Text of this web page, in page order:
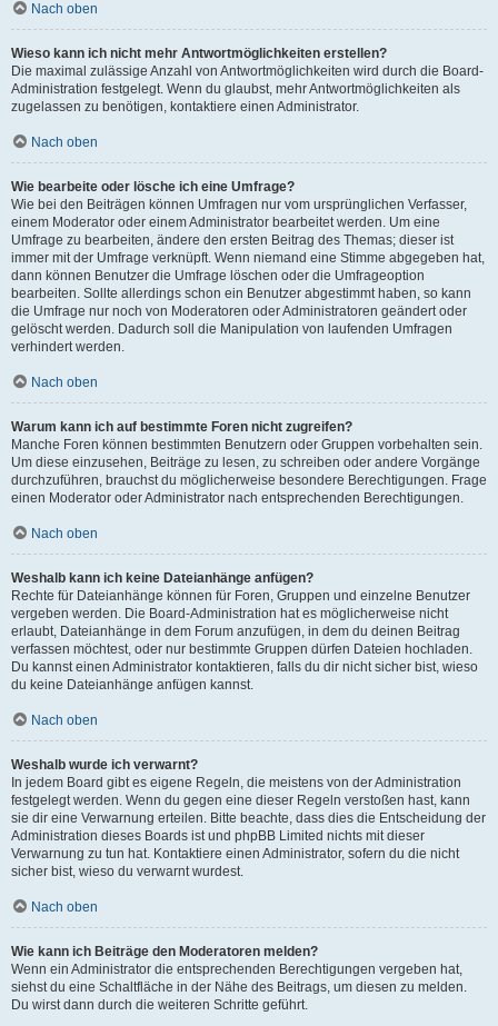
Nach oben
Wieso kann ich nicht mehr Antwortmöglichkeiten erstellen?
Die maximal zulässige Anzahl von Antwortmöglichkeiten wird durch die Board-
Administration festgelegt. Wenn du glaubst, mehr Antwortmöglichkeiten als
zugelassen zu benötigen, kontaktiere einen Administrator.
Nach oben
Wie bearbeite oder lösche ich eine Umfrage?
Wie bei den Beiträgen können Umfragen nur vom ursprünglichen Verfasser,
einem Moderator oder einem Administrator bearbeitet werden. Um eine
Umfrage zu bearbeiten, ändere den ersten Beitrag des Themas; dieser ist
immer mit der Umfrage verknüpft. Wenn niemand eine Stimme abgegeben hat,
dann können Benutzer die Umfrage löschen oder die Umfrageoption
bearbeiten. Sollte allerdings schon ein Benutzer abgestimmt haben, so kann
die Umfrage nur noch von Moderatoren oder Administratoren geändert oder
gelöscht werden. Dadurch soll die Manipulation von laufenden Umfragen
verhindert werden.
Nach oben
Warum kann ich auf bestimmte Foren nicht zugreifen?
Manche Foren können bestimmten Benutzern oder Gruppen vorbehalten sein.
Um diese einzusehen, Beiträge zu lesen, zu schreiben oder andere Vorgänge
durchzuführen, brauchst du möglicherweise besondere Berechtigungen. Frage
einen Moderator oder Administrator nach entsprechenden Berechtigungen.
Nach oben
Weshalb kann ich keine Dateianhänge anfügen?
Rechte für Dateianhänge können für Foren, Gruppen und einzelne Benutzer
vergeben werden. Die Board-Administration hat es möglicherweise nicht
erlaubt, Dateianhänge in dem Forum anzufügen, in dem du deinen Beitrag
verfassen möchtest, oder nur bestimmte Gruppen dürfen Dateien hochladen.
Du kannst einen Administrator kontaktieren, falls du dir nicht sicher bist, wieso
du keine Dateianhänge anfügen kannst.
Nach oben
Weshalb wurde ich verwarnt?
In jedem Board gibt es eigene Regeln, die meistens von der Administration
festgelegt werden. Wenn du gegen eine dieser Regeln verstoßen hast, kann
sie dir eine Verwarnung erteilen. Bitte beachte, dass dies die Entscheidung der
Administration dieses Boards ist und phpBB Limited nichts mit dieser
Verwarnung zu tun hat. Kontaktiere einen Administrator, sofern du die nicht
sicher bist, wieso du verwarnt wurdest.
Nach oben
Wie kann ich Beiträge den Moderatoren melden?
Wenn ein Administrator die entsprechenden Berechtigungen vergeben hat,
siehst du eine Schaltfläche in der Nähe des Beitrags, um diesen zu melden.
Du wirst dann durch die weiteren Schritte geführt.